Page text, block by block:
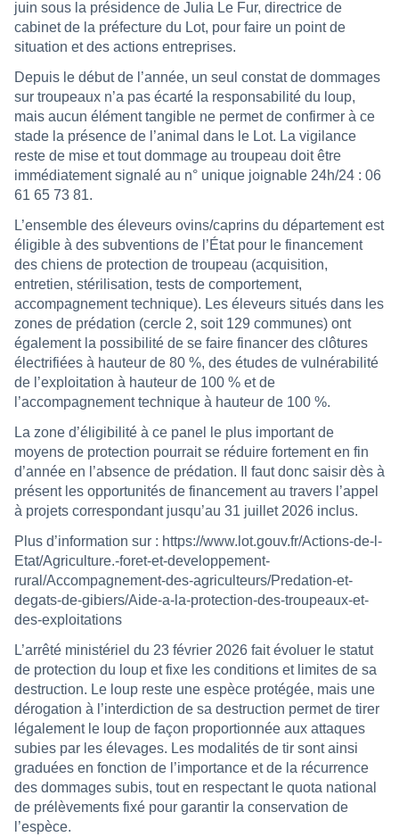
juin sous la présidence de Julia Le Fur, directrice de
cabinet de la préfecture du Lot, pour faire un point de
situation et des actions entreprises.
Depuis le début de l’année, un seul constat de dommages
sur troupeaux n’a pas écarté la responsabilité du loup,
mais aucun élément tangible ne permet de confirmer à ce
stade la présence de l’animal dans le Lot. La vigilance
reste de mise et tout dommage au troupeau doit être
immédiatement signalé au n° unique joignable 24h/24 : 06
61 65 73 81.
L’ensemble des éleveurs ovins/caprins du département est
éligible à des subventions de l’État pour le financement
des chiens de protection de troupeau (acquisition,
entretien, stérilisation, tests de comportement,
accompagnement technique). Les éleveurs situés dans les
zones de prédation (cercle 2, soit 129 communes) ont
également la possibilité de se faire financer des clôtures
électrifiées à hauteur de 80 %, des études de vulnérabilité
de l’exploitation à hauteur de 100 % et de
l’accompagnement technique à hauteur de 100 %.
La zone d’éligibilité à ce panel le plus important de
moyens de protection pourrait se réduire fortement en fin
d’année en l’absence de prédation. Il faut donc saisir dès à
présent les opportunités de financement au travers l’appel
à projets correspondant jusqu’au 31 juillet 2026 inclus.
Plus d’information sur : https://www.lot.gouv.fr/Actions-de-l-
Etat/Agriculture.-foret-et-developpement-
rural/Accompagnement-des-agriculteurs/Predation-et-
degats-de-gibiers/Aide-a-la-protection-des-troupeaux-et-
des-exploitations
L’arrêté ministériel du 23 février 2026 fait évoluer le statut
de protection du loup et fixe les conditions et limites de sa
destruction. Le loup reste une espèce protégée, mais une
dérogation à l’interdiction de sa destruction permet de tirer
légalement le loup de façon proportionnée aux attaques
subies par les élevages. Les modalités de tir sont ainsi
graduées en fonction de l’importance et de la récurrence
des dommages subis, tout en respectant le quota national
de prélèvements fixé pour garantir la conservation de
l’espèce.